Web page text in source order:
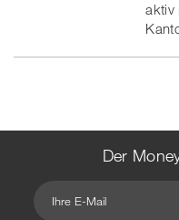
aktiv
Der